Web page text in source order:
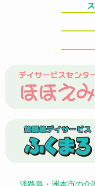
淡路島・洲本市の介